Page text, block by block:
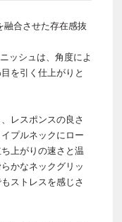
融合させた存在感抜
ッシュは、角度によ
を引く仕上がりと
レスポンスの良さ
プルネックにロー
上がりの速さと温
かなネックグリッ
ストレスを感じさ